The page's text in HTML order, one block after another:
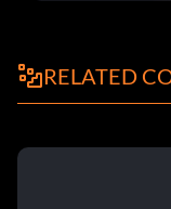
Bei der Ballabwehr:
RELATED